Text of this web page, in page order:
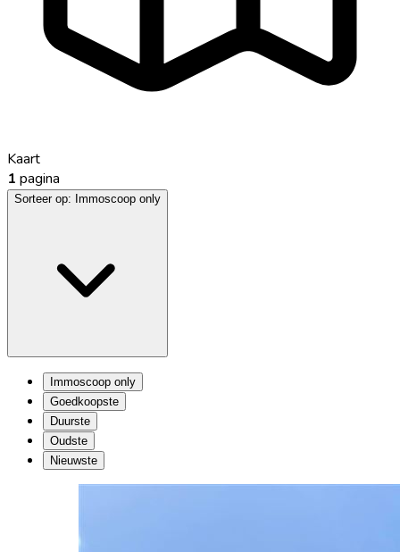
Kaart
1 pagina
Sorteer op: Immoscoop only
Immoscoop only
Goedkoopste
Duurste
Oudste
Nieuwste